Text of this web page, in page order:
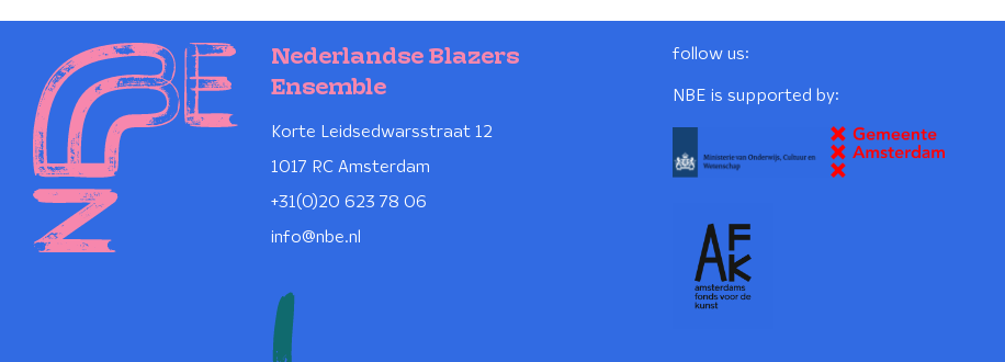
Nederlandse Blazers
Ensemble
Korte Leidsedwarsstraat 12
1017 RC Amsterdam
+31(0)20 623 78 06
info@nbe.nl
follow us:
NBE is supported by: